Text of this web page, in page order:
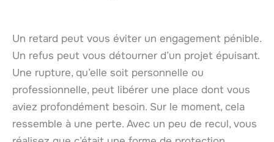
Un retard peut vous éviter un engagement pénible.
Un refus peut vous détourner d’un projet épuisant.
Une rupture, qu’elle soit personnelle ou
professionnelle, peut libérer une place dont vous
aviez profondément besoin. Sur le moment, cela
ressemble à une perte. Avec un peu de recul, vous